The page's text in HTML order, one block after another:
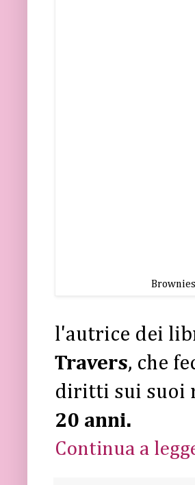
l'autrice dei
Travers, che
diritti sui suoi
20 anni.
Continua a